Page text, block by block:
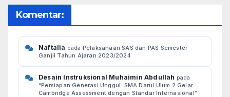
Komentar:
Naftalia pada Pelaksanaan SAS dan PAS Semester
Ganjil Tahun Ajaran 2023/2024
Desain Instruksional Muhaimin Abdullah pada
“Persiapan Generasi Unggul: SMA Darul Ulum 2 Gelar
Cambridge Assessment dengan Standar Internasional”